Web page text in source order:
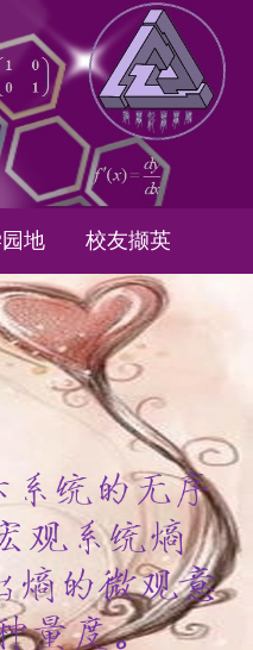
地 校友撷英